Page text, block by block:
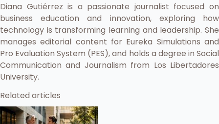
Diana Gutiérrez is a passionate journalist focused on
business education and innovation, exploring how
technology is transforming learning and leadership. She
manages editorial content for Eureka Simulations and
Pro Evaluation System (PES), and holds a degree in Social
Communication and Journalism from Los Libertadores
University.
Related articles